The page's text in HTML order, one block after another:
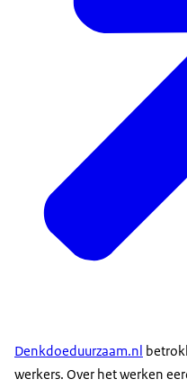
Denkdoeduurzaam.nl
werkers. Over het werken